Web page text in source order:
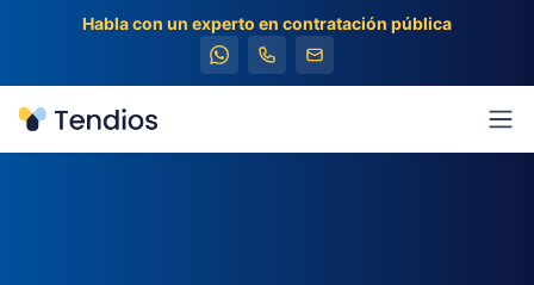
Habla con un experto en contratación pública
Tendios